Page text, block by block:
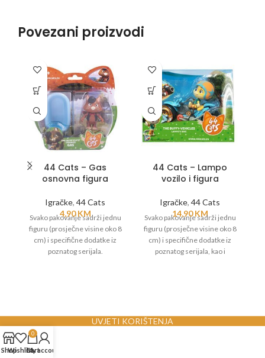
Povezani proizvodi
44 Cats – Gas
osnovna figura
Igračke, 44 Cats
4,90KM
Svako pakovanje sadrži jednu
figuru (prosječne visine oko 8
cm) i specifične dodatke iz
poznatog serijala.
44 Cats – Lampo
vozilo i figura
Igračke, 44 Cats
14,90KM
Svako pakovanje sadrži jednu
figuru (prosječne visine oko 8
cm) i specifične dodatke iz
poznatog serijala, kao i
UVJETI KORIŠTENJA
ShopWishlist
0
Cart
My account